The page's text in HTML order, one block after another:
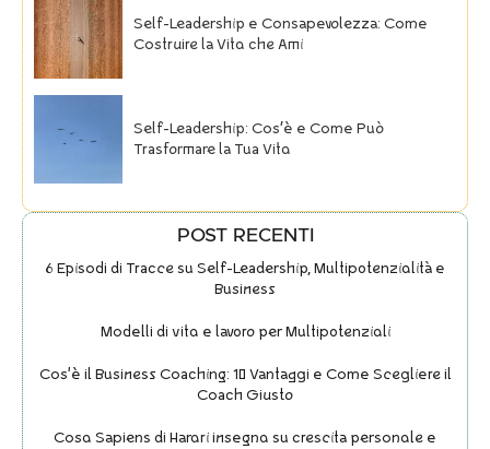
Self-Leadership e Consapevolezza: Come
Costruire la Vita che Ami
Self-Leadership: Cos’è e Come Può
Trasformare la Tua Vita
POST RECENTI
6 Episodi di Tracce su Self-Leadership, Multipotenzialità e
Business
Modelli di vita e lavoro per Multipotenziali
Cos'è il Business Coaching: 10 Vantaggi e Come Scegliere il
Coach Giusto
Cosa Sapiens di Harari insegna su crescita personale e